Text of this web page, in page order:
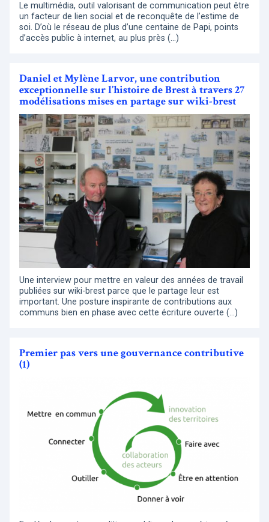
Le multimédia, outil valorisant de communication peut être
un facteur de lien social et de reconquête de l’estime de
soi. D’où le réseau de plus d’une centaine de Papi, points
d’accès public à internet, au plus près (…)
Daniel et Mylène Larvor, une contribution
exceptionnelle sur l’histoire de Brest à travers 27
modélisations mises en partage sur wiki-brest
Une interview pour mettre en valeur des années de travail
publiées sur wiki-brest parce que le partage leur est
important. Une posture inspirante de contributions aux
communs bien en phase avec cette écriture ouverte (…)
Premier pas vers une gouvernance contributive
(1)